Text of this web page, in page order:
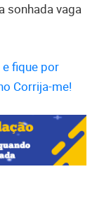
sonhada vaga
fique por
Corrija-me!